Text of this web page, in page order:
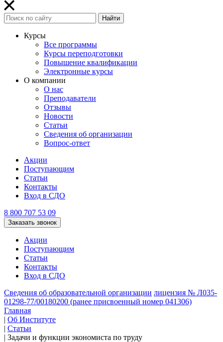
Найти
Курсы
Все программы
Курсы переподготовки
Повышение квалификации
Электронные курсы
О компании
О нас
Преподаватели
Отзывы
Новости
Статьи
Сведения об организации
Вопрос-ответ
Акции
Поступающим
Статьи
Контакты
Вход в СДО
8 800 707 53 09
Заказать звонок
Акции
Поступающим
Статьи
Контакты
Вход в СДО
Сведения об образовательной организации лицензия № Л035-
01298-77/00180200 (ранее присвоенный номер 041306)
Главная
| Об Институте
| Статьи
| Задачи и функции экономиста по труду